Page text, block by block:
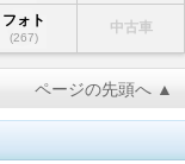
フォト
(267)
中古車
ページの先頭へ ▲